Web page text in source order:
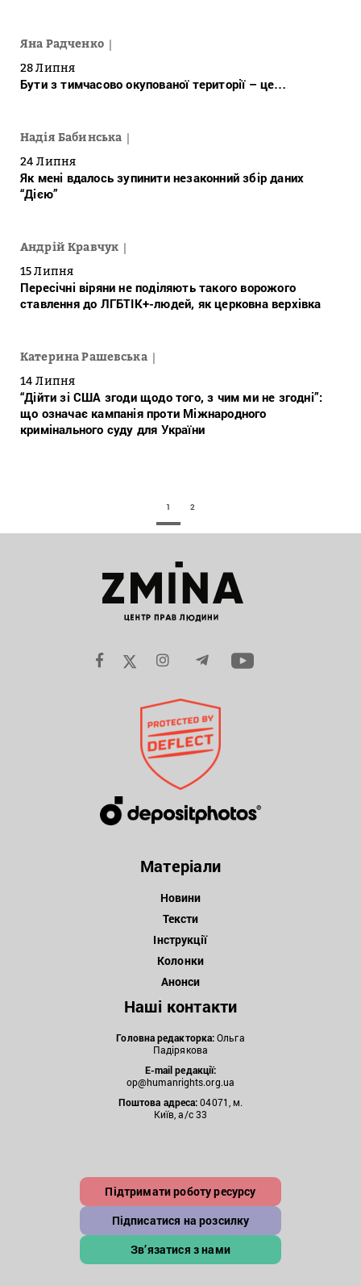
Яна Радченко
28 Липня
Бути з тимчасово окупованої території – це…
Надія Бабинська
24 Липня
Як мені вдалось зупинити незаконний збір даних
“Дією”
Андрій Кравчук
15 Липня
Пересічні віряни не поділяють такого ворожого
ставлення до ЛГБТІК+-людей, як церковна верхівка
Катерина Рашевська
14 Липня
“Дійти зі США згоди щодо того, з чим ми не згодні”:
що означає кампанія проти Міжнародного
кримінального суду для України
1 2
Матеріали
Новини
Тексти
Інструкції
Колонки
Анонси
Наші контакти
Головна редакторка:Ольга
Падірякова
E-mail редакції:
op@humanrights.org.ua
Поштова адреса:04071, м.
Київ, а/с 33
Підтримати роботу ресурсу
Підписатися на розсилку
Зв’язатися з нами